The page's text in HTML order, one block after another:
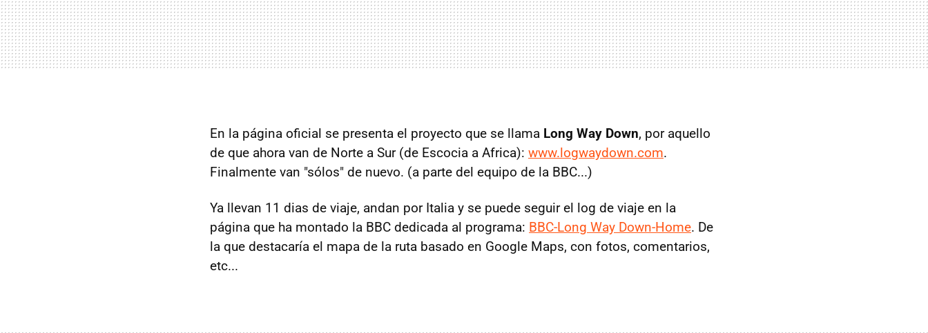
En la página oficial se presenta el proyecto que se llama Long Way Down, por aquello
de que ahora van de Norte a Sur (de Escocia a Africa): www.logwaydown.com.
Finalmente van "sólos" de nuevo. (a parte del equipo de la BBC...)
Ya llevan 11 dias de viaje, andan por Italia y se puede seguir el log de viaje en la
página que ha montado la BBC dedicada al programa: BBC-Long Way Down-Home. De
la que destacaría el mapa de la ruta basado en Google Maps, con fotos, comentarios,
etc...